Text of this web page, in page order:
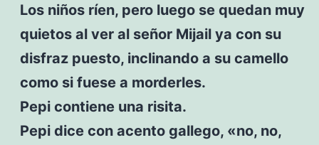
Los niños ríen, pero luego se quedan muy
quietos al ver al señor Mijail ya con su
disfraz puesto, inclinando a su camello
como si fuese a morderles.
Pepi contiene una risita.
Pepi dice con acento gallego, «no, no,